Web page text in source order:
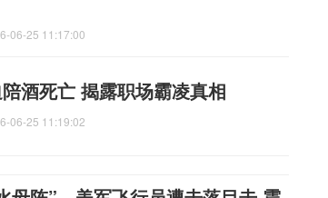
06-25 11:17:00
酒死亡 揭露职场霸凌真相
06-25 11:19:02